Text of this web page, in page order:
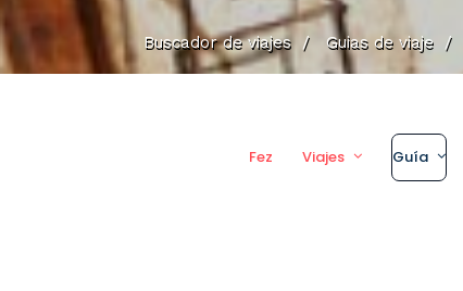
Buscador de viajes / Guias de viaje /
Fez Viajes Guía